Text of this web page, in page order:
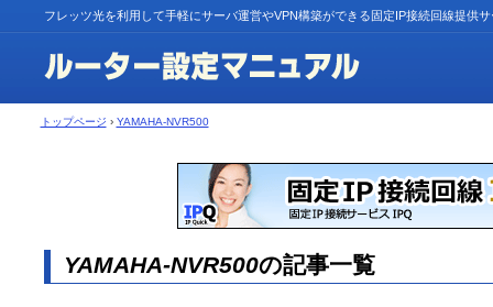
フレッツ光を利用して手軽にサーバ運営やVPN構築ができる固定IP接続回線提供
トップページ › YAMAHA-NVR500
YAMAHA-NVR500の記事一覧